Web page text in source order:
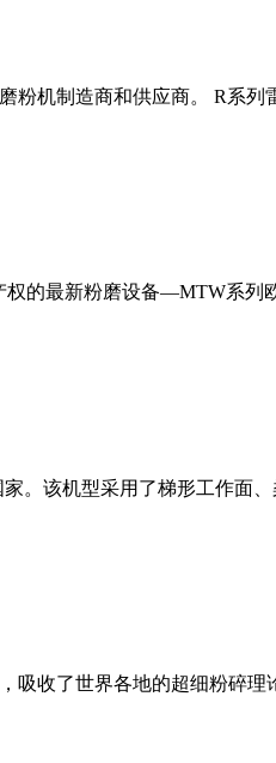
机制造商和供应商。 R系
的最新粉磨设备—MTW系列
。该机型采用了梯形工作面
收了世界各地的超细粉碎